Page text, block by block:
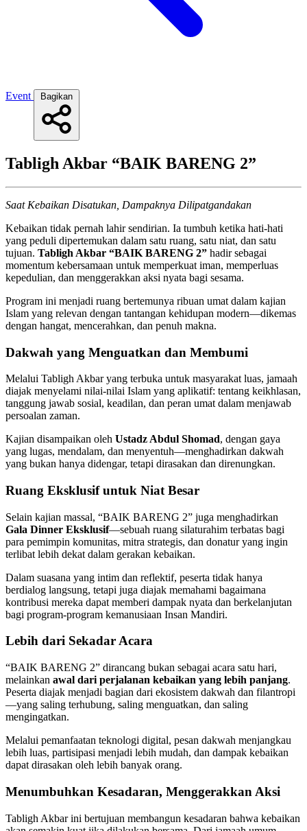
Event Bagikan
Tabligh Akbar “BAIK BARENG 2”
Saat Kebaikan Disatukan, Dampaknya Dilipatgandakan
Kebaikan tidak pernah lahir sendirian. Ia tumbuh ketika hati-hati
yang peduli dipertemukan dalam satu ruang, satu niat, dan satu
tujuan. Tabligh Akbar “BAIK BARENG 2” hadir sebagai
momentum kebersamaan untuk memperkuat iman, memperluas
kepedulian, dan menggerakkan aksi nyata bagi sesama.
Program ini menjadi ruang bertemunya ribuan umat dalam kajian
Islam yang relevan dengan tantangan kehidupan modern—dikemas
dengan hangat, mencerahkan, dan penuh makna.
Dakwah yang Menguatkan dan Membumi
Melalui Tabligh Akbar yang terbuka untuk masyarakat luas, jamaah
diajak menyelami nilai-nilai Islam yang aplikatif: tentang keikhlasan,
tanggung jawab sosial, keadilan, dan peran umat dalam menjawab
persoalan zaman.
Kajian disampaikan oleh Ustadz Abdul Shomad, dengan gaya
yang lugas, mendalam, dan menyentuh—menghadirkan dakwah
yang bukan hanya didengar, tetapi dirasakan dan direnungkan.
Ruang Eksklusif untuk Niat Besar
Selain kajian massal, “BAIK BARENG 2” juga menghadirkan
Gala Dinner Eksklusif—sebuah ruang silaturahim terbatas bagi
para pemimpin komunitas, mitra strategis, dan donatur yang ingin
terlibat lebih dekat dalam gerakan kebaikan.
Dalam suasana yang intim dan reflektif, peserta tidak hanya
berdialog langsung, tetapi juga diajak memahami bagaimana
kontribusi mereka dapat memberi dampak nyata dan berkelanjutan
bagi program-program kemanusiaan Insan Mandiri.
Lebih dari Sekadar Acara
“BAIK BARENG 2” dirancang bukan sebagai acara satu hari,
melainkan awal dari perjalanan kebaikan yang lebih panjang.
Peserta diajak menjadi bagian dari ekosistem dakwah dan filantropi
—yang saling terhubung, saling menguatkan, dan saling
mengingatkan.
Melalui pemanfaatan teknologi digital, pesan dakwah menjangkau
lebih luas, partisipasi menjadi lebih mudah, dan dampak kebaikan
dapat dirasakan oleh lebih banyak orang.
Menumbuhkan Kesadaran, Menggerakkan Aksi
Tabligh Akbar ini bertujuan membangun kesadaran bahwa kebaikan